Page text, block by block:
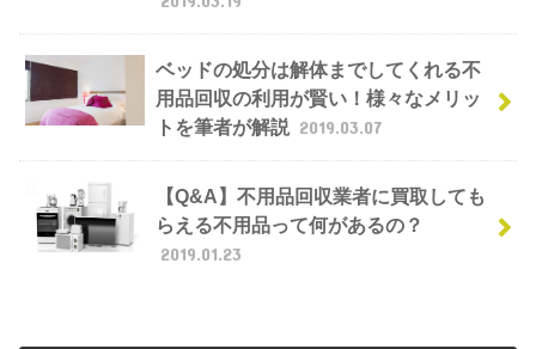
ベッドの処分は解体までしてくれる不
用品回収の利用が賢い！様々なメリッ
トを筆者が解説 2019.03.07
【Q&A】不用品回収業者に買取しても
らえる不用品って何があるの？
2019.01.23